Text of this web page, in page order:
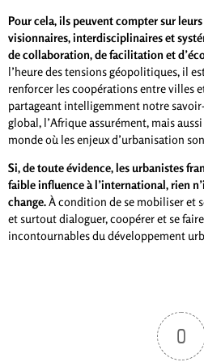
Pour cela, ils peuvent compter sur
visionnaires, interdisciplinaires et
de collaboration, de facilitation et
l’heure des tensions géopolitiques, il
renforcer les coopérations entre villes
partageant intelligemment notre
global, l’Afrique assurément, mais
monde où les enjeux d’urbanisation
Si, de toute évidence, les urbanistes
faible influence à l’international, rien
change.À condition de se mobiliser et
et surtout dialoguer, coopérer et se
incontournables du développement
0